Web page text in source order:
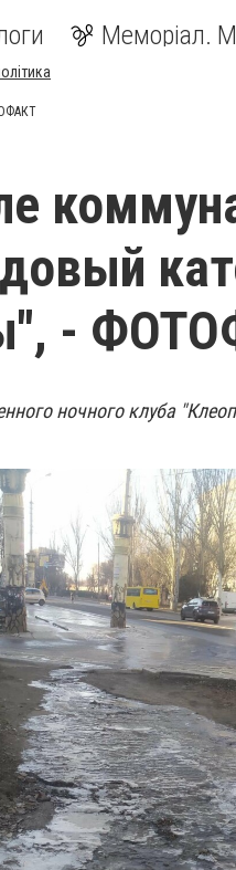
Меморіал.
-
ночного клуба